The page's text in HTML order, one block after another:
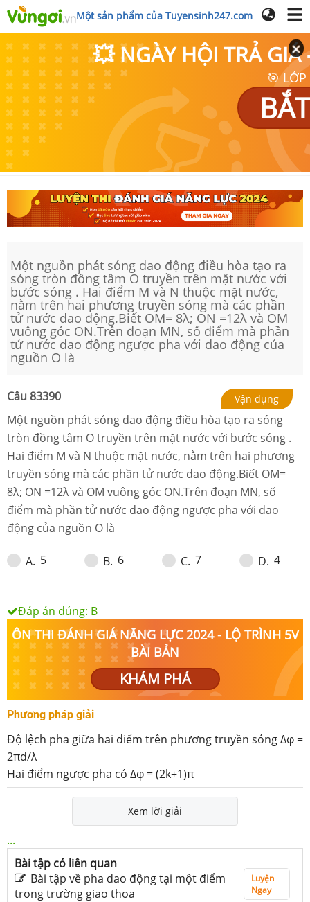
Một sản phẩm của Tuyensinh247.com
💥 NGÀY HỘI TRẢ GIÁ
🎯
Một nguồn phát sóng dao động điều hòa tạo ra
sóng tròn đồng tâm O truyền trên mặt nước với
bước sóng . Hai điểm M và N thuộc mặt nước,
nằm trên hai phương truyền sóng mà các phần
tử nước dao động.Biết OM= 8λ; ON =12λ và OM
vuông góc ON.Trên đoạn MN, số điểm mà phần
tử nước dao động ngược pha với dao động của
nguồn O là
Câu 83390 Vận dụng
Một nguồn phát sóng dao động điều hòa tạo ra sóng
tròn đồng tâm O truyền trên mặt nước với bước sóng .
Hai điểm M và N thuộc mặt nước, nằm trên hai phương
truyền sóng mà các phần tử nước dao động.Biết OM=
8λ; ON =12λ và OM vuông góc ON.Trên đoạn MN, số
điểm mà phần tử nước dao động ngược pha với dao
động của nguồn O là
A. 5 B. 6 C. 7 D. 4
Đáp án đúng: B
ÔN THI ĐÁNH GIÁ NĂNG LỰC 2024 - LỘ TRÌNH 5V
BÀI BẢN
KHÁM PHÁ
Phương pháp giải
Độ lệch pha giữa hai điểm trên phương truyền sóng Δφ =
2πd/λ
Hai điểm ngược pha có Δφ = (2k+1)π
Xem lời giải
...
Bài tập có liên quan
Bài tập về pha dao động tại một điểm
trong trường giao thoa
Luyện
Ngay